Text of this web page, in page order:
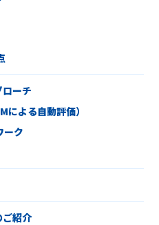
ーチ
よる自動評価）
ーク
紹介